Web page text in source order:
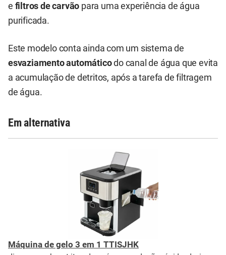
e filtros de carvão para uma experiência de água
purificada.
Este modelo conta ainda com um sistema de
esvaziamento automáticodo canal de água que evita
a acumulação de detritos, após a tarefa de filtragem
de água.
Em alternativa
Máquina de gelo 3 em 1 TTISJHK